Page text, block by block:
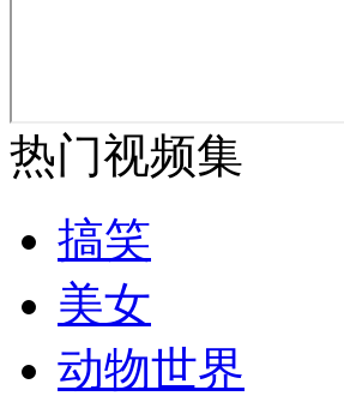
外交部：有关国家言论片面不公正
安徽一实载49人客车翻车
热门视频集
搞笑
美女
动物世界